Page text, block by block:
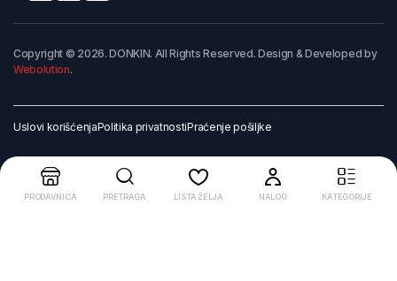
Copyright © 2026. DONKIN. All Rights Reserved. Design & Developed by
Webolution.
Uslovi korišćenjaPolitika privatnostiPraćenje pošiljke
PRODAVNICA PRETRAGA LISTA ŽELJA NALOG KATEGORIJE